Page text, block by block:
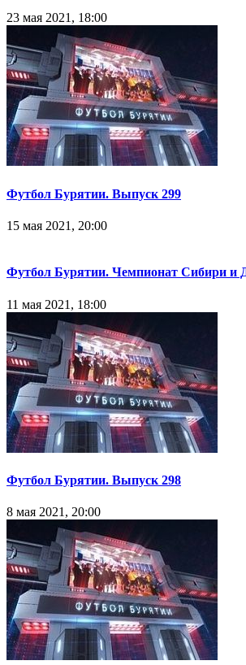
23 мая 2021, 18:00
Футбол Бурятии. Выпуск 299
15 мая 2021, 20:00
Футбол Бурятии. Чемпионат Сибири и
11 мая 2021, 18:00
Футбол Бурятии. Выпуск 298
8 мая 2021, 20:00